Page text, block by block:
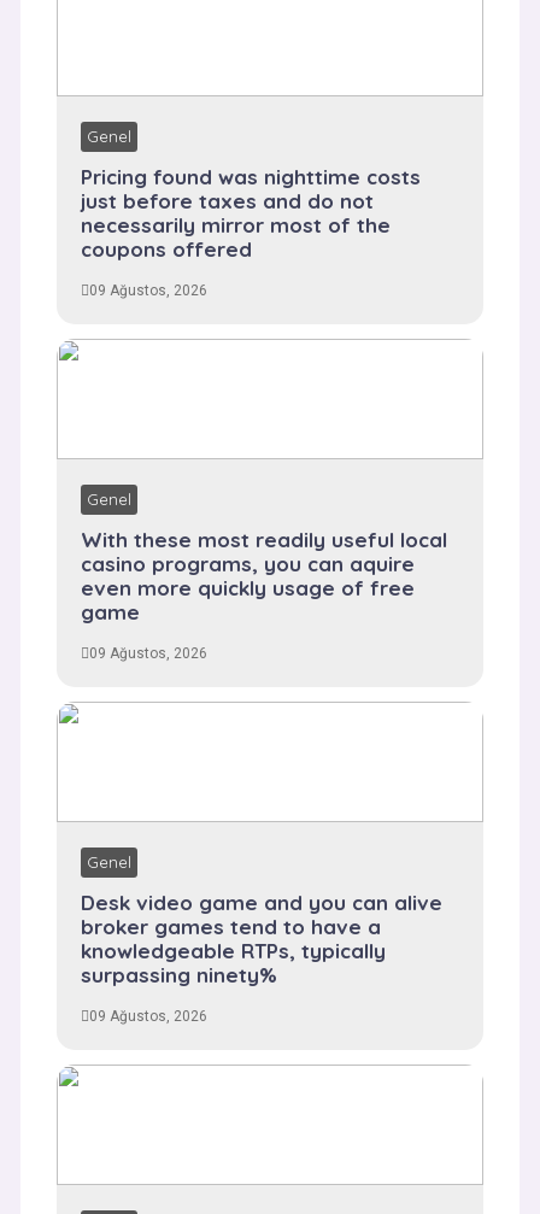
Genel
Pricing found was nighttime costs
just before taxes and do not
necessarily mirror most of the
coupons offered
09 Ağustos, 2026
Genel
With these most readily useful local
casino programs, you can aquire
even more quickly usage of free
game
09 Ağustos, 2026
Genel
Desk video game and you can alive
broker games tend to have a
knowledgeable RTPs, typically
surpassing ninety%
09 Ağustos, 2026